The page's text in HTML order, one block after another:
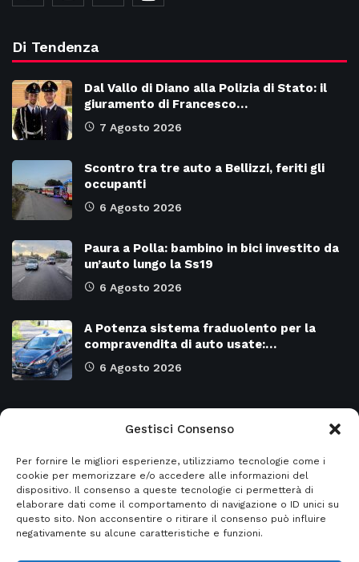
Gestisci Consenso
Per fornire le migliori esperienze, utilizziamo tecnologie come i
cookie per memorizzare e/o accedere alle informazioni del
dispositivo. Il consenso a queste tecnologie ci permetterà di
elaborare dati come il comportamento di navigazione o ID unici su
questo sito. Non acconsentire o ritirare il consenso può influire
negativamente su alcune caratteristiche e funzioni.
Di Tendenza
Dal Vallo di Diano alla Polizia di Stato: il
giuramento di Francesco…
7 Agosto 2026
Scontro tra tre auto a Bellizzi, feriti gli
occupanti
6 Agosto 2026
Paura a Polla: bambino in bici investito da
un’auto lungo la Ss19
6 Agosto 2026
A Potenza sistema fraduolento per la
compravendita di auto usate:…
6 Agosto 2026
Attualità 8971
Cronaca 6476
Primo piano 5953
SALERNO e Provincia 4128
Regione CAMPANIA
Regione BASILICATA